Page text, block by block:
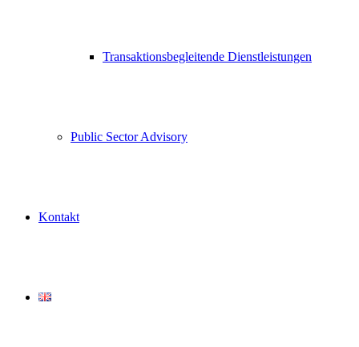
Transaktionsbegleitende Dienstleistungen
Public Sector Advisory
Kontakt